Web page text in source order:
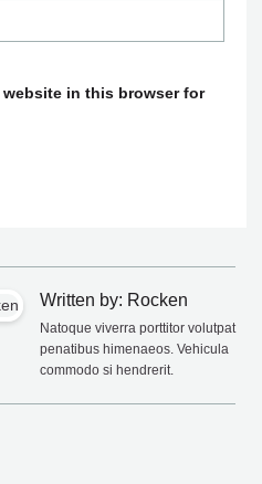
website in this browser for
Written by: Rocken
Natoque viverra porttitor volutpat
penatibus himenaeos. Vehicula
commodo si hendrerit.